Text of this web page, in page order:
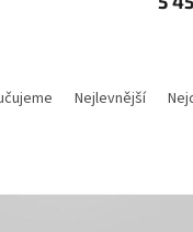
Nejlevnější